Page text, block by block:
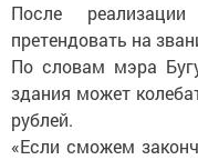
После
претендовать на
По словам мэра
здания может
рублей.
«Если сможем